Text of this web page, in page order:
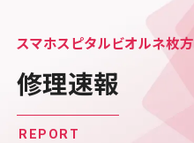
スマホスピタルビオルネ枚方
修理速報
REPORT